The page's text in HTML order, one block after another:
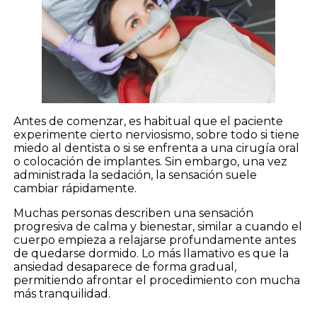
Antes de comenzar, es habitual que el paciente
experimente cierto nerviosismo, sobre todo si tiene
miedo al dentista o si se enfrenta a una cirugía oral
o colocación de implantes. Sin embargo, una vez
administrada la sedación, la sensación suele
cambiar rápidamente.
Muchas personas describen una sensación
progresiva de calma y bienestar, similar a cuando el
cuerpo empieza a relajarse profundamente antes
de quedarse dormido. Lo más llamativo es que la
ansiedad desaparece de forma gradual,
permitiendo afrontar el procedimiento con mucha
más tranquilidad.